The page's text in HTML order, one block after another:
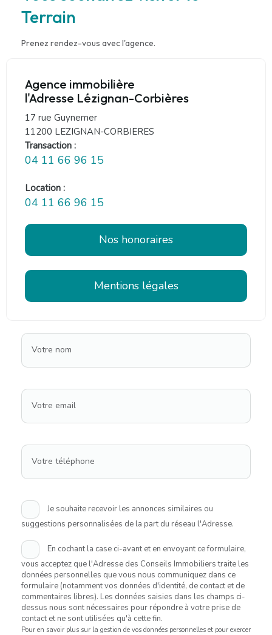
Terrain
Prenez rendez-vous avec l'agence.
Agence immobilière
l'Adresse Lézignan-Corbières
17 rue Guynemer
11200 LEZIGNAN-CORBIERES
Transaction :
04 11 66 96 15
Location :
04 11 66 96 15
Nos honoraires
Mentions légales
Votre nom
Votre email
Votre téléphone
Je souhaite recevoir les annonces similaires ou
suggestions personnalisées de la part du réseau l'Adresse.
En cochant la case ci-avant et en envoyant ce formulaire,
vous acceptez que l'Adresse des Conseils Immobiliers traite les
données personnelles que vous nous communiquez dans ce
formulaire (notamment vos données d'identité, de contact et de
commentaires libres). Les données saisies dans les champs ci-
dessus nous sont nécessaires pour répondre à votre prise de
contact et ne sont utilisées qu'à cette fin.
Pour en savoir plus sur la gestion de vos données personnelles et pour exercer